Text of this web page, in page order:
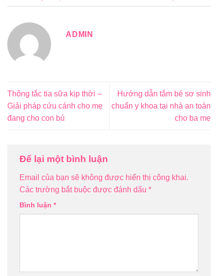
ADMIN
Thông tắc tia sữa kịp thời –
Giải pháp cứu cánh cho mẹ
đang cho con bú
Hướng dẫn tắm bé sơ sinh
chuẩn y khoa tại nhà an toàn
cho ba mẹ
Để lại một bình luận
Email của bạn sẽ không được hiển thị công khai.
Các trường bắt buộc được đánh dấu *
Bình luận *